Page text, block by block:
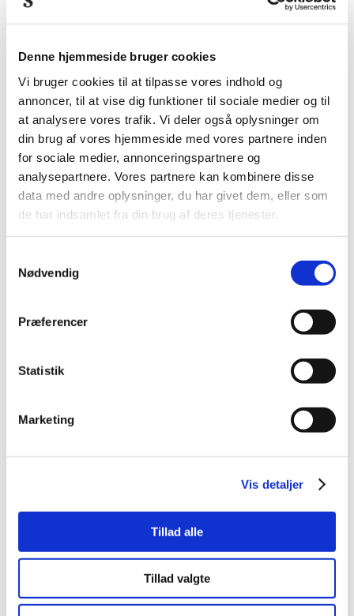
Denne hjemmeside bruger cookies
Vi bruger cookies til at tilpasse vores indhold og
annoncer, til at vise dig funktioner til sociale medier og til
at analysere vores trafik. Vi deler også oplysninger om
din brug af vores hjemmeside med vores partnere inden
for sociale medier, annonceringspartnere og
analysepartnere. Vores partnere kan kombinere disse
data med andre oplysninger, du har givet dem, eller som
de har indsamlet fra din brug af deres tjenester.
Nødvendig
Præferencer
Statistik
Marketing
Vis detaljer
Tillad alle
Tillad valgte